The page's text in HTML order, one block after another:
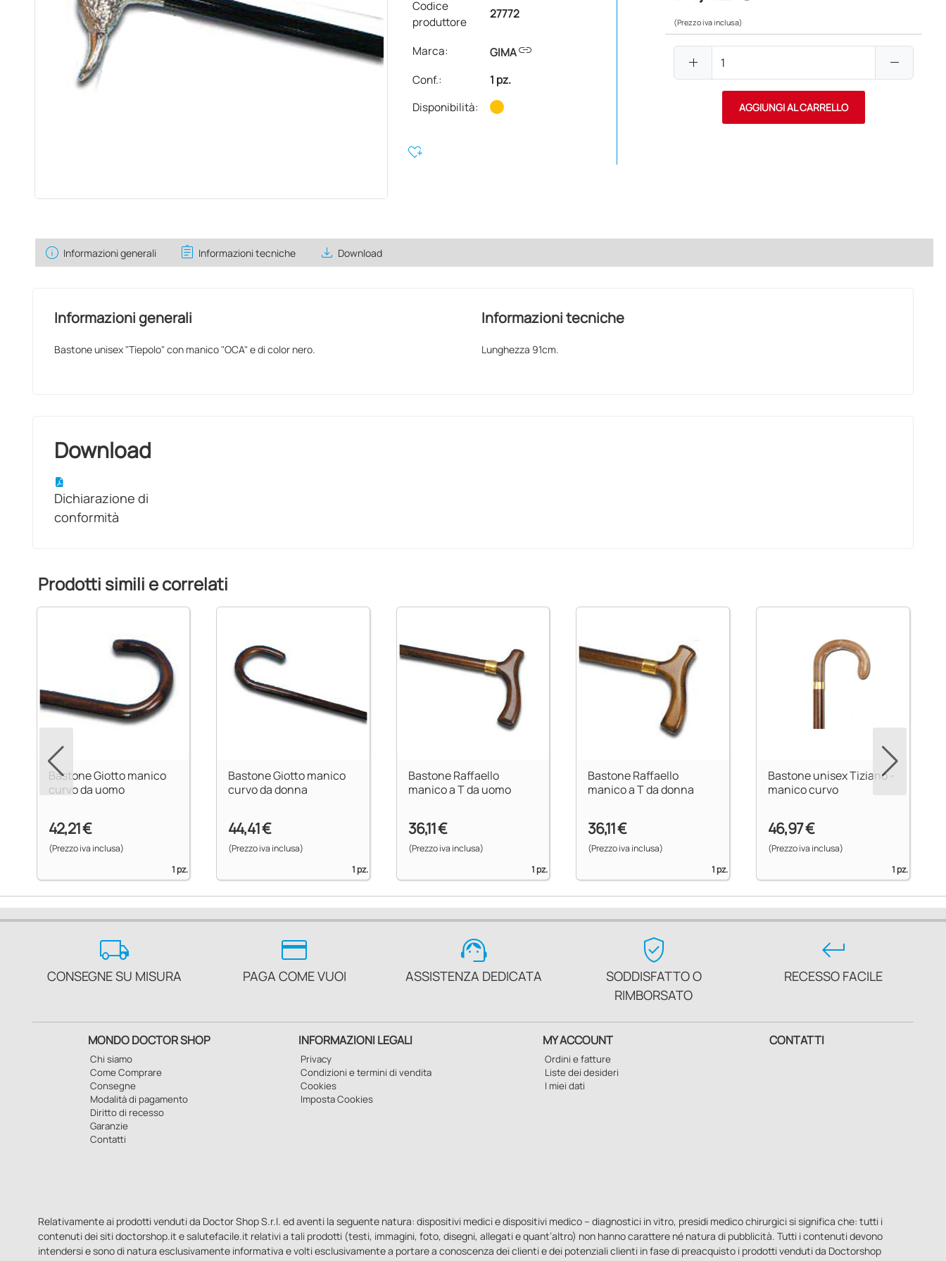
Codice
produttore
27772
Marca: GIMAlink
Conf.:
1 pz.
Disponibilità:
heart_plus
(Prezzo iva inclusa)
add remove
AGGIUNGI AL CARRELLO
info Informazioni generali assignment Informazioni tecniche save_alt Download
Informazioni generali
Bastone unisex "Tiepolo" con manico "OCA" e di color nero.
Informazioni tecniche
Lunghezza 91cm.
Download
Dichiarazione di
conformità
Prodotti simili e correlati
Bastone Giotto manico
curvo da uomo
42,21 €
(Prezzo iva inclusa)
1 pz.
Bastone Giotto manico
curvo da donna
44,41 €
(Prezzo iva inclusa)
1 pz.
Bastone Raffaello
manico a T da uomo
36,11 €
(Prezzo iva inclusa)
1 pz.
Bastone Raffaello
manico a T da donna
36,11 €
(Prezzo iva inclusa)
1 pz.
Bastone unisex Tiziano -
manico curvo
46,97 €
(Prezzo iva inclusa)
1 pz.
local_shipping
CONSEGNE SU MISURA
credit_card
PAGA COME VUOI
support_agent
ASSISTENZA DEDICATA
verified_user
SODDISFATTO O
RIMBORSATO
keyboard_return
RECESSO FACILE
MONDO DOCTOR SHOP
Chi siamo
Come Comprare
Consegne
Modalità di pagamento
Diritto di recesso
Garanzie
Contatti
INFORMAZIONI LEGALI
Privacy
Condizioni e termini di vendita
Cookies
Imposta Cookies
MY ACCOUNT
Ordini e fatture
Liste dei desideri
I miei dati
CONTATTI
Relativamente ai prodotti venduti da Doctor Shop S.r.l. ed aventi la seguente natura: dispositivi medici e dispositivi medico – diagnostici in vitro, presidi medico chirurgici si significa che: tutti i
contenuti dei siti doctorshop.it e salutefacile.it relativi a tali prodotti (testi, immagini, foto, disegni, allegati e quant’altro) non hanno carattere né natura di pubblicità. Tutti i contenuti devono
intendersi e sono di natura esclusivamente informativa e volti esclusivamente a portare a conoscenza dei clienti e dei potenziali clienti in fase di preacquisto i prodotti venduti da Doctorshop